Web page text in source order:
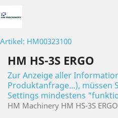
Artikel: HM00323100
HM HS-3S ERGO
Zur Anzeige aller
Produktanfrage...), müssen
Settings mindestens
HM Machinery HM HS-3S ERGO